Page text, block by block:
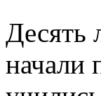
Десять
начали